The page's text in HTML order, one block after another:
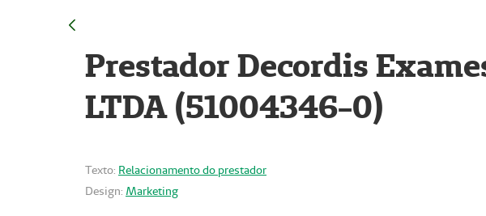
Prestador Decordis
LTDA (51004346-0)
Texto: Relacionamento do prestador
Design: Marketing